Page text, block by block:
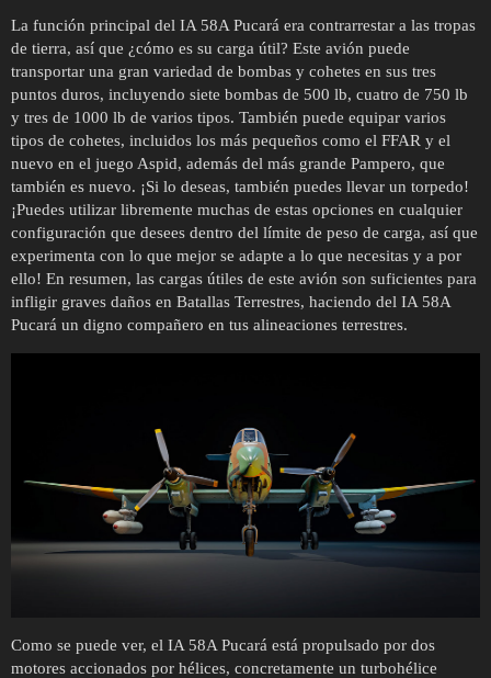
La función principal del IA 58A Pucará era contrarrestar a las tropas
de tierra, así que ¿cómo es su carga útil? Este avión puede
transportar una gran variedad de bombas y cohetes en sus tres
puntos duros, incluyendo siete bombas de 500 lb, cuatro de 750 lb
y tres de 1000 lb de varios tipos. También puede equipar varios
tipos de cohetes, incluidos los más pequeños como el FFAR y el
nuevo en el juego Aspid, además del más grande Pampero, que
también es nuevo. ¡Si lo deseas, también puedes llevar un torpedo!
¡Puedes utilizar libremente muchas de estas opciones en cualquier
configuración que desees dentro del límite de peso de carga, así que
experimenta con lo que mejor se adapte a lo que necesitas y a por
ello! En resumen, las cargas útiles de este avión son suficientes para
infligir graves daños en Batallas Terrestres, haciendo del IA 58A
Pucará un digno compañero en tus alineaciones terrestres.
Como se puede ver, el IA 58A Pucará está propulsado por dos
motores accionados por hélices, concretamente un turbohélice